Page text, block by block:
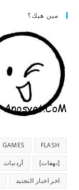
مين هيك؟
FLASH
GAMES
[نهفات] أردنيات
اخر اخبار التجنيد